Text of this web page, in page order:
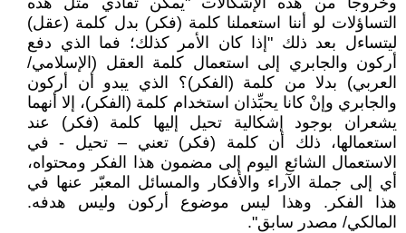
التساؤلات لو أننا استعملنا كلمة (فكر) بدل كلمة (عقل)
ليتساءل بعد ذلك "إذا كان الأمر كذلك؛ فما الذي دفع
أركون والجابري إلى استعمال كلمة العقل (الإسلامي/
العربي) بدلا من كلمة (الفكر)؟ الذي يبدو أن أركون
والجابري وإنْ كانا يحبِّذان استخدام كلمة (الفكر)، إلا أنهما
يشعران بوجود إشكالية تحيل إليها كلمة (فكر) عند
استعمالها، ذلك أن كلمة (فكر) تعني – تحيل - في
الاستعمال الشائع اليوم إلى مضمون هذا الفكر ومحتواه،
أي إلى جملة الآراء والأفكار والمسائل المعبّر عنها في
هذا الفكر. وهذا ليس موضوع أركون وليس هدفه.
المالكي/ مصدر سابق".